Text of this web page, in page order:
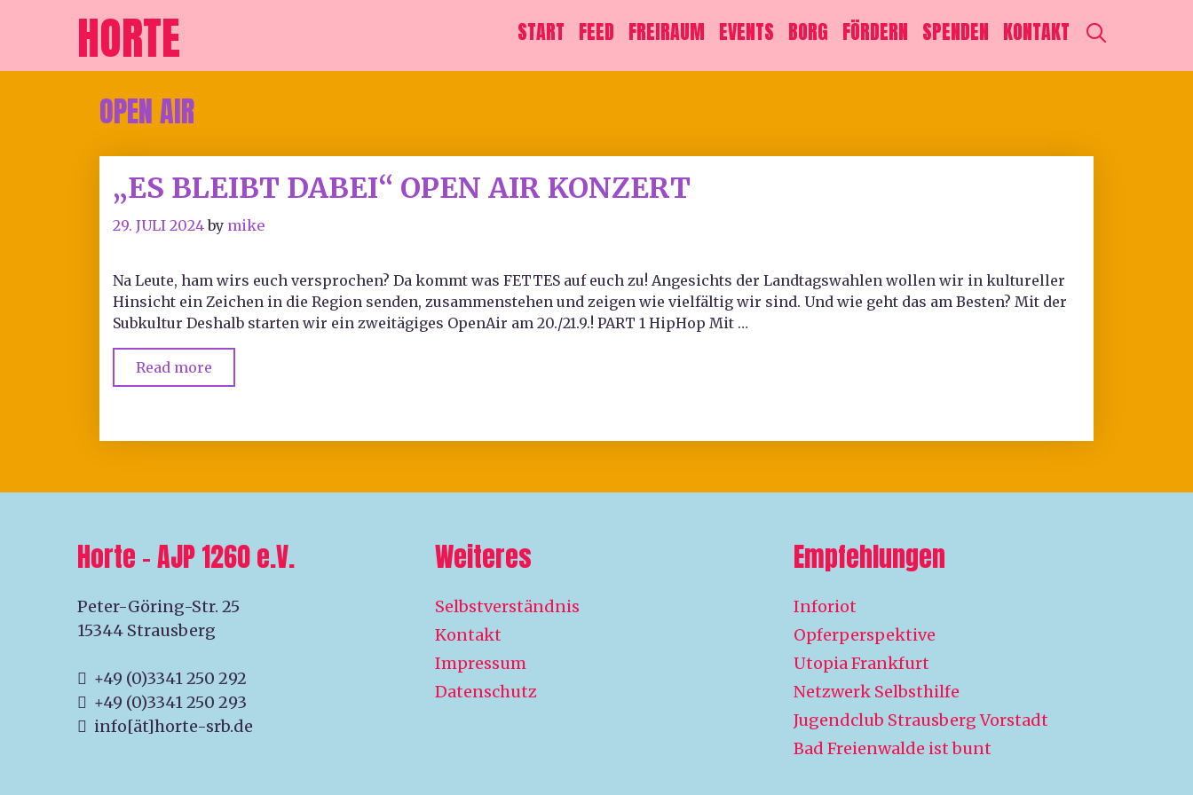
HORTE START FEED FREIRAUM EVENTS BORG FÖRDERN SPENDEN KONTAKT
OPEN AIR
„ES BLEIBT DABEI“ OPEN AIR KONZERT
29. JULI 2024 by mike
Na Leute, ham wirs euch versprochen? Da kommt was FETTES auf euch zu! Angesichts der Landtagswahlen wollen wir in kultureller
Hinsicht ein Zeichen in die Region senden, zusammenstehen und zeigen wie vielfältig wir sind. Und wie geht das am Besten? Mit der
Subkultur Deshalb starten wir ein zweitägiges OpenAir am 20./21.9.! PART 1 HipHop Mit …
Read more
Horte – AJP 1260 e.V.
Peter-Göring-Str. 25
15344 Strausberg
+49 (0)3341 250 292
+49 (0)3341 250 293
info[ät]horte-srb.de
Weiteres
Selbstverständnis
Kontakt
Impressum
Datenschutz
Empfehlungen
Inforiot
Opferperspektive
Utopia Frankfurt
Netzwerk Selbsthilfe
Jugendclub Strausberg Vorstadt
Bad Freienwalde ist bunt